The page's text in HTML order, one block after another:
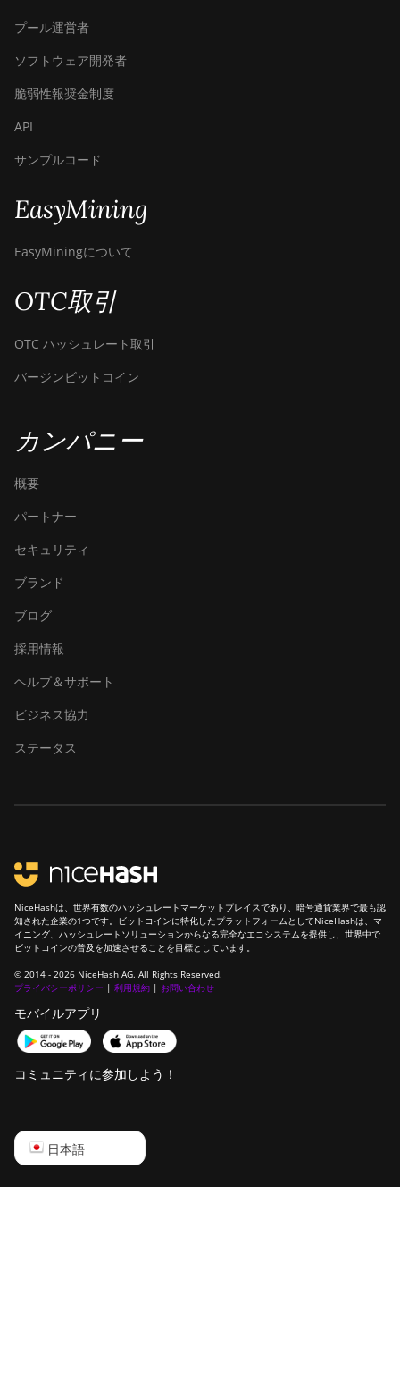
プール運営者
ソフトウェア開発者
脆弱性報奨金制度
API
サンプルコード
EasyMining
EasyMiningについて
OTC取引
OTC ハッシュレート取引
バージンビットコイン
カンパニー
概要
パートナー
セキュリティ
ブランド
ブログ
採用情報
ヘルプ＆サポート
ビジネス協力
ステータス
NiceHashは、世界有数のハッシュレートマーケットプレイスであり、暗号通貨業界で最も認
知された企業の1つです。ビットコインに特化したプラットフォームとしてNiceHashは、マ
イニング、ハッシュレートソリューションからなる完全なエコシステムを提供し、世界中で
ビットコインの普及を加速させることを目標としています。
© 2014 - 2026 NiceHash AG. All Rights Reserved.
プライバシーポリシー | 利用規約 | お問い合わせ
モバイルアプリ
コミュニティに参加しよう！
日本語
English